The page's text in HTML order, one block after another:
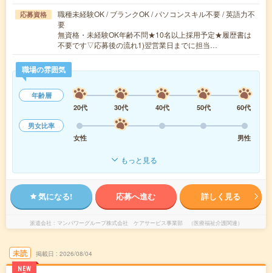
応募資格
職種未経験OK / ブランクOK / パソコンスキル不要 / 英語力不
要
無資格・未経験OK年齢不問★10名以上採用予定★履歴書は
不要です▽応募後の流れ1)翌営業日までに担当…
職場の雰囲気
年齢層
20代
30代 40代 50代
60代
男女比率
女性
男性
もっと見る
気になる! 応募へ進む 詳しく見る
派遣会社 マンパワーグループ株式会社 ケアサービス事業部 （医療福祉介護関連）
未読
NEW
掲載日 2026/08/04